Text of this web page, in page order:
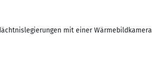
mit einer Wärmebildkamera